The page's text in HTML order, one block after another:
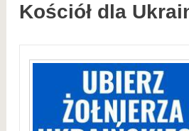
Kościół dla